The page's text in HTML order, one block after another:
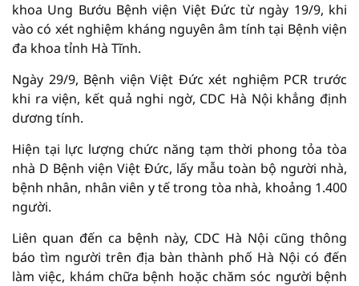
khoa Ung Bướu Bệnh viện Việt Đức từ ngày 19/9, khi
vào có xét nghiệm kháng nguyên âm tính tại Bệnh viện
đa khoa tỉnh Hà Tĩnh.
Ngày 29/9, Bệnh viện Việt Đức xét nghiệm PCR trước
khi ra viện, kết quả nghi ngờ, CDC Hà Nội khẳng định
dương tính.
Hiện tại lực lượng chức năng tạm thời phong tỏa tòa
nhà D Bệnh viện Việt Đức, lấy mẫu toàn bộ người nhà,
bệnh nhân, nhân viên y tế trong tòa nhà, khoảng 1.400
người.
Liên quan đến ca bệnh này, CDC Hà Nội cũng thông
báo tìm người trên địa bàn thành phố Hà Nội có đến
làm việc, khám chữa bệnh hoặc chăm sóc người bệnh